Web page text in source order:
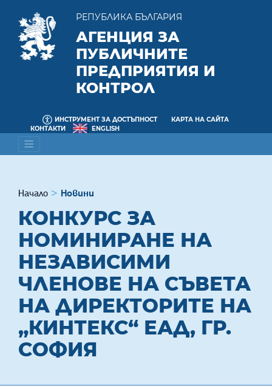
РЕПУБЛИКА БЪЛГАРИЯ
АГЕНЦИЯ ЗА
ПУБЛИЧНИТЕ
ПРЕДПРИЯТИЯ И
КОНТРОЛ
ИНСТРУМЕНТ ЗА ДОСТЪПНОСТ
КАРТА НА САЙТА
КОНТАКТИ
ENGLISH
Начало Новини
КОНКУРС ЗА
НОМИНИРАНЕ НА
НЕЗАВИСИМИ
ЧЛЕНОВЕ НА СЪВЕТА
НА ДИРЕКТОРИТЕ НА
„КИНТЕКС“ ЕАД, ГР.
СОФИЯ